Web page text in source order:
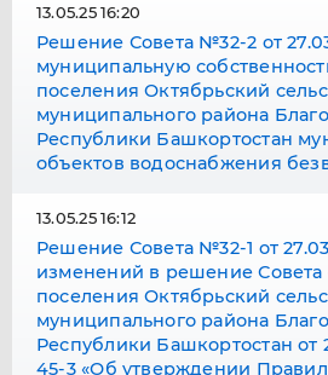
Решение Совета №32-2 от
муниципальную
поселения Октябрьский
муниципального района
Республики Башкортостан
объектов водоснабжения
13.05.25 16:20
Решение Совета №32-1 от
изменений в решение Совета
поселения Октябрьский
муниципального района
Республики Башкортостан от
45-3 «Об утверждении Правил
13.05.25 16:12